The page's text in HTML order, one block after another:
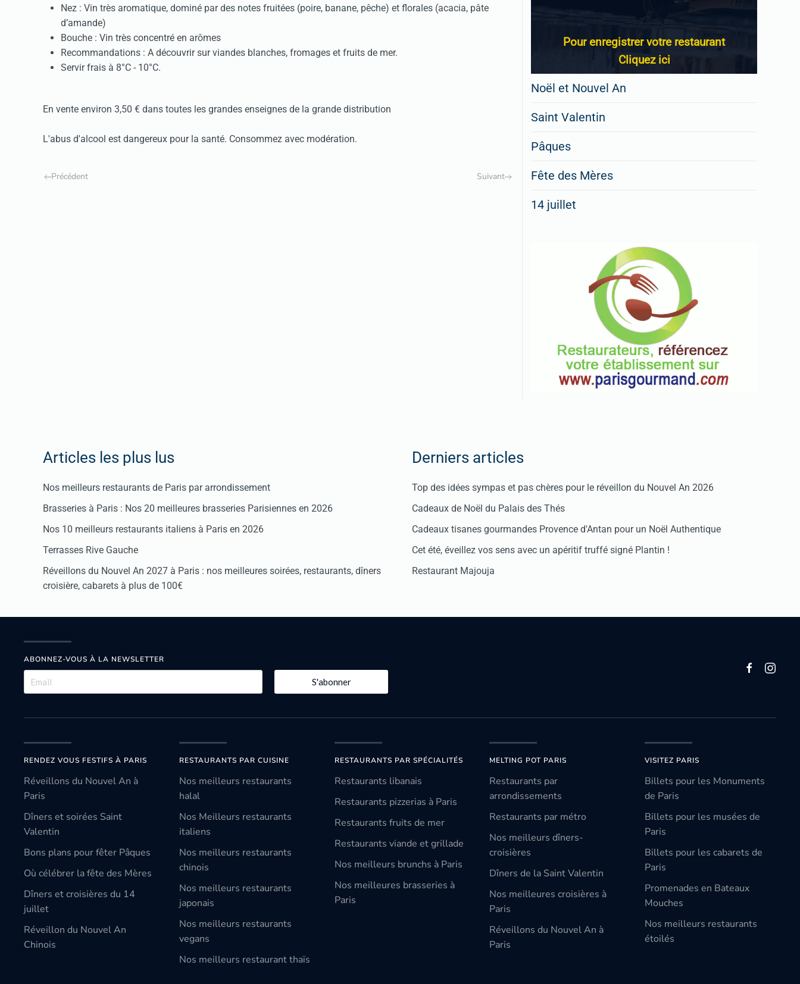
Nez : Vin très aromatique, dominé par des notes fruitées (poire, banane, pêche) et florales (acacia, pâte
d’amande)
Bouche : Vin très concentré en arômes
Recommandations : A découvrir sur viandes blanches, fromages et fruits de mer.
Servir frais à 8°C - 10°C.
En vente environ 3,50 € dans toutes les grandes enseignes de la grande distribution
L'abus d'alcool est dangereux pour la santé. Consommez avec modération.
Précédent Suivant
Pour enregistrer votre restaurant
Cliquez ici
Noël et Nouvel An
Saint Valentin
Pâques
Fête des Mères
14 juillet
Articles les plus lus
Nos meilleurs restaurants de Paris par arrondissement
Brasseries à Paris : Nos 20 meilleures brasseries Parisiennes en 2026
Nos 10 meilleurs restaurants italiens à Paris en 2026
Terrasses Rive Gauche
Réveillons du Nouvel An 2027 à Paris : nos meilleures soirées, restaurants, dîners
croisière, cabarets à plus de 100€
Derniers articles
Top des idées sympas et pas chères pour le réveillon du Nouvel An 2026
Cadeaux de Noël du Palais des Thés
Cadeaux tisanes gourmandes Provence d'Antan pour un Noël Authentique
Cet été, éveillez vos sens avec un apéritif truffé signé Plantin !
Restaurant Majouja
ABONNEZ-VOUS À LA NEWSLETTER
S'abonner
RENDEZ VOUS FESTIFS À PARIS
Réveillons du Nouvel An à
Paris
Dîners et soirées Saint
Valentin
Bons plans pour fêter Pâques
Où célébrer la fête des Mères
Dîners et croisières du 14
juillet
Réveillon du Nouvel An
Chinois
RESTAURANTS PAR CUISINE
Nos meilleurs restaurants
halal
Nos Meilleurs restaurants
italiens
Nos meilleurs restaurants
chinois
Nos meilleurs restaurants
japonais
Nos meilleurs restaurants
vegans
Nos meilleurs restaurant thaïs
RESTAURANTS PAR SPÉCIALITÉS
Restaurants libanais
Restaurants pizzerias à Paris
Restaurants fruits de mer
Restaurants viande et grillade
Nos meilleurs brunchs à Paris
Nos meilleures brasseries à
Paris
MELTING POT PARIS
Restaurants par
arrondissements
Restaurants par métro
Nos meilleurs dîners-
croisières
Dîners de la Saint Valentin
Nos meilleures croisières à
Paris
Réveillons du Nouvel An à
Paris
VISITEZ PARIS
Billets pour les Monuments
de Paris
Billets pour les musées de
Paris
Billets pour les cabarets de
Paris
Promenades en Bateaux
Mouches
Nos meilleurs restaurants
étoilés